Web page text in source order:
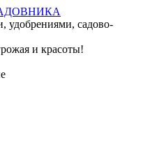
удобрениями, садово-
и красоты!